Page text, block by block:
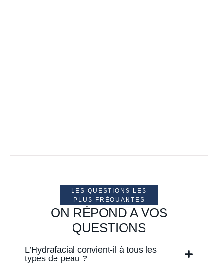
LES QUESTIONS LES
PLUS FRÉQUANTES
ON RÉPOND A VOS
QUESTIONS
L’Hydrafacial convient-il à tous les
types de peau ?